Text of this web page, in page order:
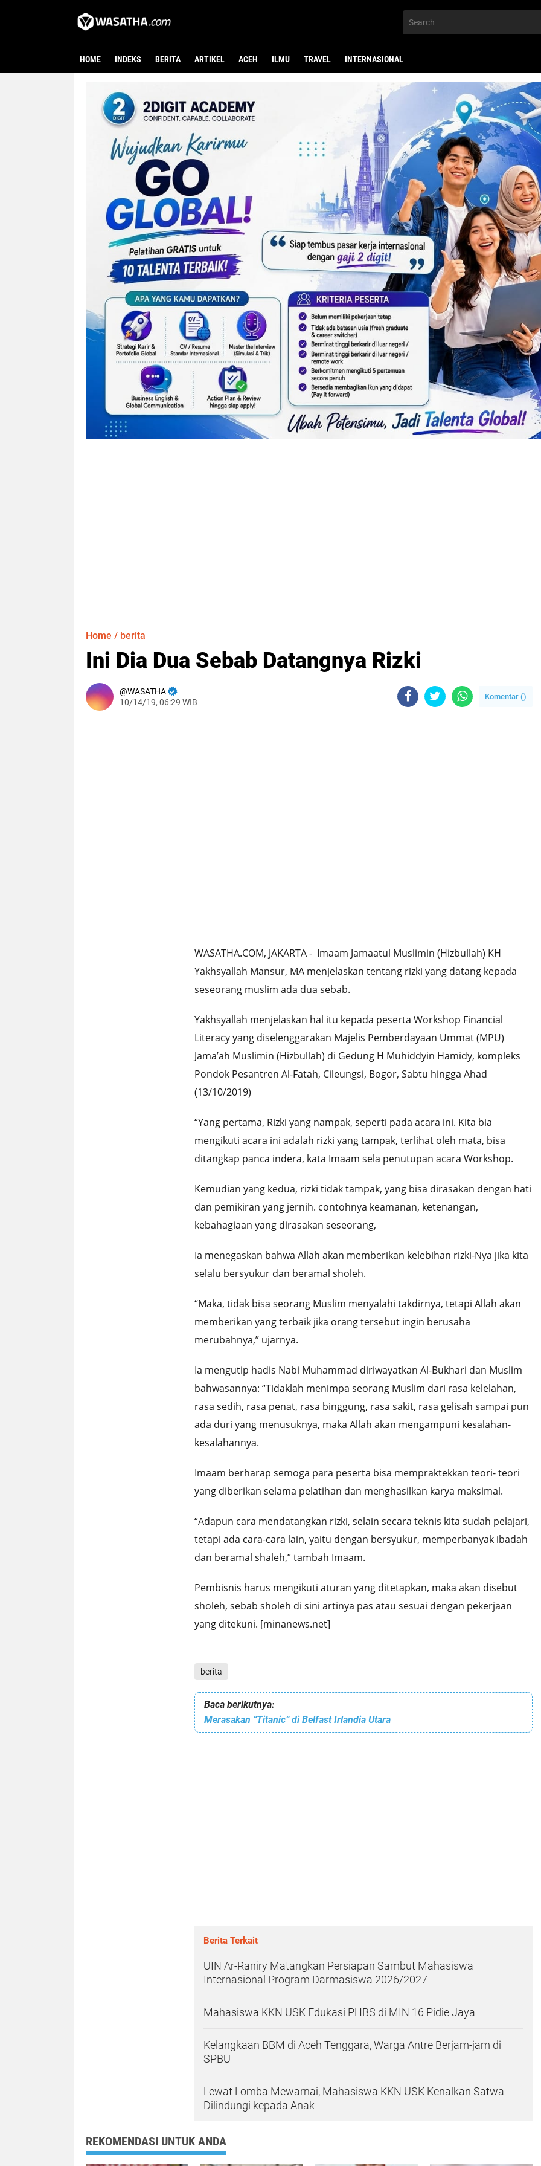
HOME INDEKS BERITA ARTIKEL ACEH ILMU TRAVEL INTERNASIONAL
Home / berita
Ini Dia Dua Sebab Datangnya Rizki
WASATHA
10/14/19, 06:29 WIB
Komentar ()
WASATHA.COM, JAKARTA- Imaam Jamaatul Muslimin (Hizbullah) KH
Yakhsyallah Mansur, MA menjelaskan tentang rizki yang datang kepada
seseorang muslim ada dua sebab.
Yakhsyallah menjelaskan hal itu kepada peserta Workshop Financial
Literacy yang diselenggarakan Majelis Pemberdayaan Ummat (MPU)
Jama’ah Muslimin (Hizbullah) di Gedung H Muhiddyin Hamidy, kompleks
Pondok Pesantren Al-Fatah, Cileungsi, Bogor, Sabtu hingga Ahad
(13/10/2019)
“Yang pertama, Rizki yang nampak, seperti pada acara ini. Kita bia
mengikuti acara ini adalah rizki yang tampak, terlihat oleh mata, bisa
ditangkap panca indera, kata Imaam sela penutupan acara Workshop.
Kemudian yang kedua, rizki tidak tampak, yang bisa dirasakan dengan hati
dan pemikiran yang jernih. contohnya keamanan, ketenangan,
kebahagiaan yang dirasakan seseorang,
Ia menegaskan bahwa Allah akan memberikan kelebihan rizki-Nya jika kita
selalu bersyukur dan beramal sholeh.
“Maka, tidak bisa seorang Muslim menyalahi takdirnya, tetapi Allah akan
memberikan yang terbaik jika orang tersebut ingin berusaha
merubahnya,” ujarnya.
Ia mengutip hadis Nabi Muhammad diriwayatkan Al-Bukhari dan Muslim
bahwasannya: “Tidaklah menimpa seorang Muslim dari rasa kelelahan,
rasa sedih, rasa penat, rasa binggung, rasa sakit, rasa gelisah sampai pun
ada duri yang menusuknya, maka Allah akan mengampuni kesalahan-
kesalahannya.
Imaam berharap semoga para peserta bisa mempraktekkan teori- teori
yang diberikan selama pelatihan dan menghasilkan karya maksimal.
“Adapun cara mendatangkan rizki, selain secara teknis kita sudah pelajari,
tetapi ada cara-cara lain, yaitu dengan bersyukur, memperbanyak ibadah
dan beramal shaleh,” tambah Imaam.
Pembisnis harus mengikuti aturan yang ditetapkan, maka akan disebut
sholeh, sebab sholeh di sini artinya pas atau sesuai dengan pekerjaan
yang ditekuni. [minanews.net]
berita
Baca berikutnya:
Merasakan “Titanic” di Belfast Irlandia Utara
Berita Terkait
UIN Ar-Raniry Matangkan Persiapan Sambut Mahasiswa
Internasional Program Darmasiswa 2026/2027
Mahasiswa KKN USK Edukasi PHBS di MIN 16 Pidie Jaya
Kelangkaan BBM di Aceh Tenggara, Warga Antre Berjam-jam di
SPBU
Lewat Lomba Mewarnai, Mahasiswa KKN USK Kenalkan Satwa
Dilindungi kepada Anak
REKOMENDASI UNTUK ANDA